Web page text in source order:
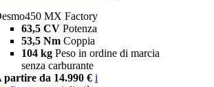
MX Factory
63,5 CV Potenza
53,5 Nm Coppia
104 kg Peso in ordine di marcia
senza carburante
partire da 14.990 € i